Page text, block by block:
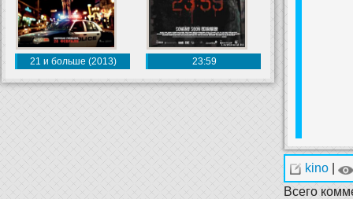
21 и больше (2013) 23:59
kino
Всего